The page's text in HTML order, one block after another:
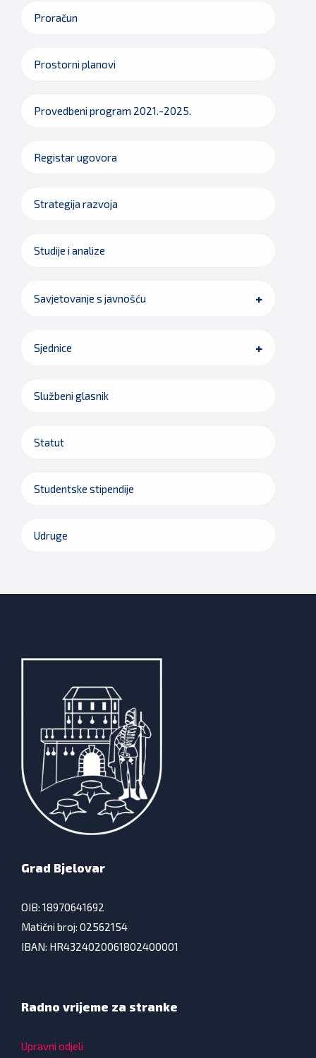
Proračun
Prostorni planovi
Provedbeni program 2021.-2025.
Registar ugovora
Strategija razvoja
Studije i analize
Savjetovanje s javnošću
Sjednice
Službeni glasnik
Statut
Studentske stipendije
Udruge
Grad Bjelovar
OIB: 18970641692
Matični broj: 02562154
IBAN: HR4324020061802400001
Radno vrijeme za stranke
Upravni odjeli